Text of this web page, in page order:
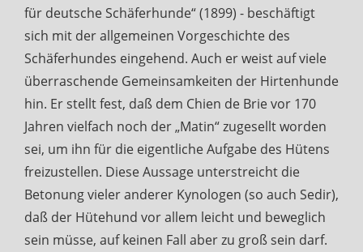
für deutsche Schäferhunde“ (1899) - beschäftigt
sich mit der allgemeinen Vorgeschichte des
Schäferhundes eingehend. Auch er weist auf viele
überraschende Gemeinsamkeiten der Hirtenhunde
hin. Er stellt fest, daß dem Chien de Brie vor 170
Jahren vielfach noch der „Matin“ zugesellt worden
sei, um ihn für die eigentliche Aufgabe des Hütens
freizustellen. Diese Aussage unterstreicht die
Betonung vieler anderer Kynologen (so auch Sedir),
daß der Hütehund vor allem leicht und beweglich
sein müsse, auf keinen Fall aber zu groß sein darf.